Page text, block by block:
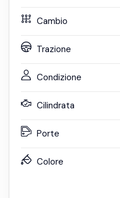
Cambio
Trazione
Condizione
Cilindrata
Porte
Colore